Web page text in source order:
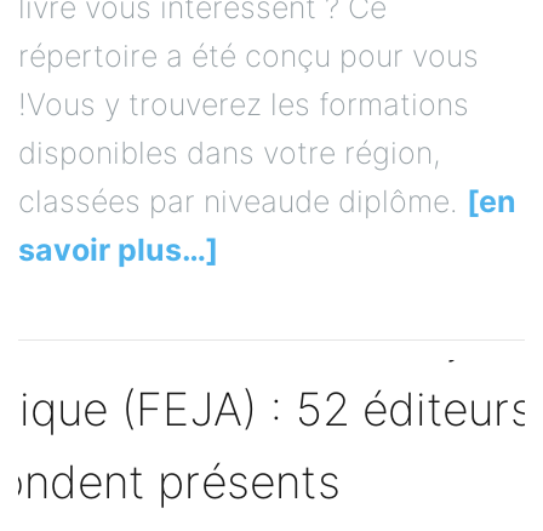
livre vous intéressent ? Ce
répertoire a été conçu pour vous
!Vous y trouverez les formations
disponibles dans votre région,
classées par niveaude diplôme. [en
savoir plus…]